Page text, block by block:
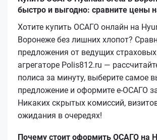
быстро и выгодно: сравните цены
Хотите купить ОСАГО онлайн на
Воронеже без лишних хлопот?
предложения от ведущих
агрегаторе Polis812.ru —
полиса за минуту, выберите самое
предложение и оформите е‑ОСАГО
Никаких скрытых комиссий,
ожидания в очередях!
Почему стоит оформить ОСАГО на